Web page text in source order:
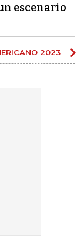
escenario
2023